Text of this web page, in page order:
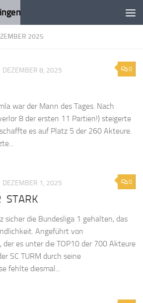
2025
0
DEZEMBER 8, 2025
war der Mann des Tages. Nach
8 der ersten 11 Partien!) steigerte
es auf Platz 5 der 260 Akteure.
0
DEZEMBER 1, 2025
STARK
sicher die Bundesliga 1 gehalten, das
Angeführt von
der es unter die TOP10 der 700 Akteure
SC TURM durch seine
fehlte diesmal...